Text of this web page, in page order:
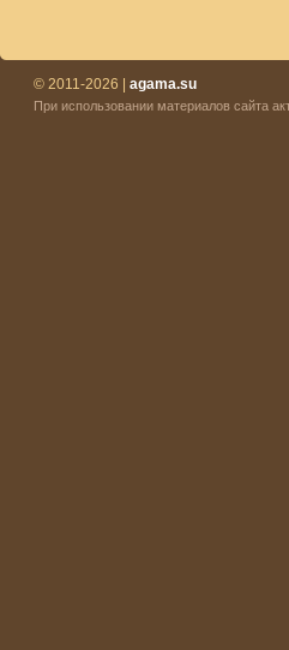
© 2011-2026 | agama.su
При использовании материалов сайта